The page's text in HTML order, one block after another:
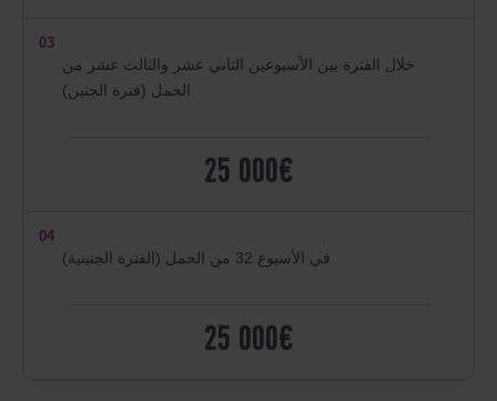
03
خلال الفترة بين الأسبوعين الثاني عشر والثالث عشر من
الحمل (فترة الجنين)
25 000€
04
في الأسبوع 32 من الحمل (الفترة الجنينية)
25 000€